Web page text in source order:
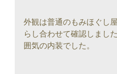
外観は普通のもみほぐし
らし合わせて確認しまし
囲気の内装でした。